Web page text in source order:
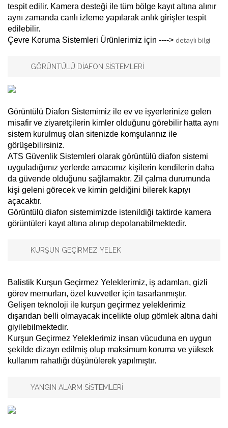
tespit edilir. Kamera desteği ile tüm bölge kayıt altına alınır
aynı zamanda canlı izleme yapılarak anlık girişler tespit
edilebilir.
Çevre Koruma Sistemleri Ürünlerimiz için ----> detaylı bilgi
GÖRÜNTÜLÜ DİAFON SİSTEMLERİ
Görüntülü Diafon Sistemimiz ile ev ve işyerlerinize gelen
misafir ve ziyaretçilerin kimler olduğunu görebilir hatta aynı
sistem kurulmuş olan sitenizde komşularınız ile
görüşebilirsiniz.
ATS Güvenlik Sistemleri olarak görüntülü diafon sistemi
uyguladığımız yerlerde amacımız kişilerin kendilerin daha
da güvende olduğunu sağlamaktır. Zil çalma durumunda
kişi geleni görecek ve kimin geldiğini bilerek kapıyı
açacaktır.
Görüntülü diafon sistemimizde istenildiği taktirde kamera
görüntüleri kayıt altına alınıp depolanabilmektedir.
KURŞUN GEÇİRMEZ YELEK
Balistik Kurşun Geçirmez Yeleklerimiz, iş adamları, gizli
görev memurları, özel kuvvetler için tasarlanmıştır.
Gelişen teknoloji ile kurşun geçirmez yeleklerimiz
dışarıdan belli olmayacak incelikte olup gömlek altına dahi
giyilebilmektedir.
Kurşun Geçirmez Yeleklerimiz insan vücuduna en uygun
şekilde dizayn edilmiş olup maksimum koruma ve yüksek
kullanım rahatlığı düşünülerek yapılmıştır.
YANGIN ALARM SİSTEMLERİ